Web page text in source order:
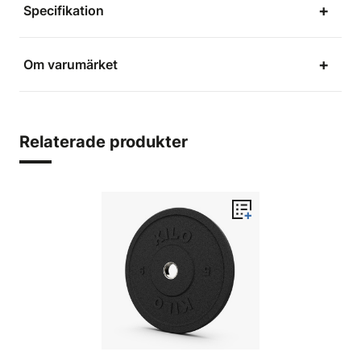
Specifikation
Om varumärket
Relaterade produkter